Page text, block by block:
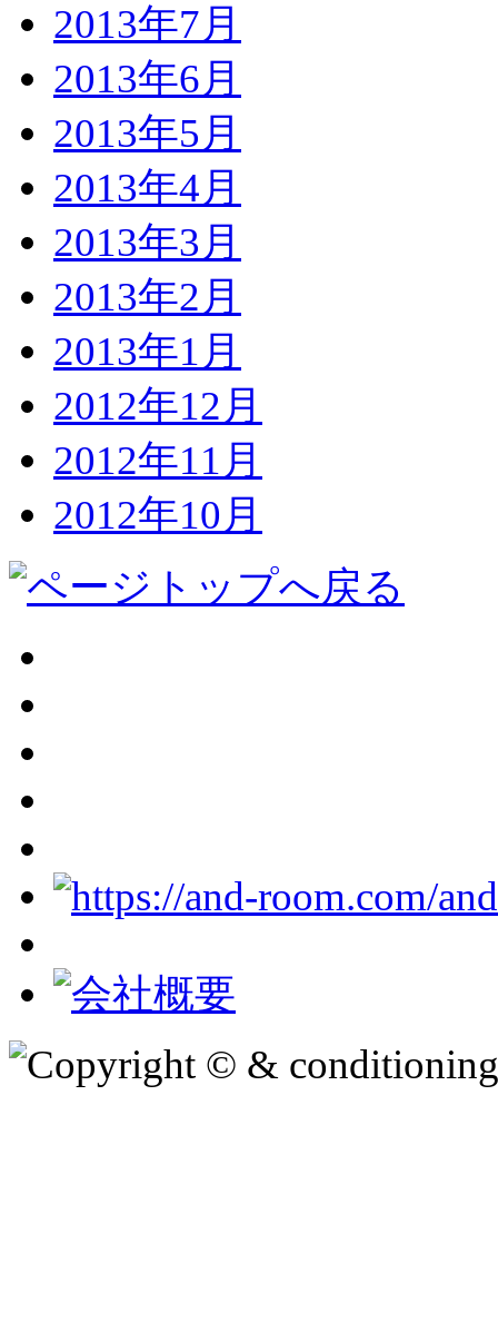
2013年7月
2013年6月
2013年5月
2013年4月
2013年3月
2013年2月
2013年1月
2012年12月
2012年11月
2012年10月